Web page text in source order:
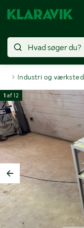
Industri og værksted
1 af12